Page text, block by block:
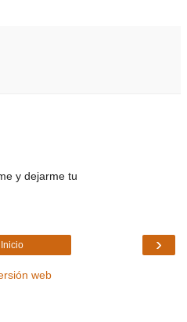
y dejarme tu
›
Inicio
web